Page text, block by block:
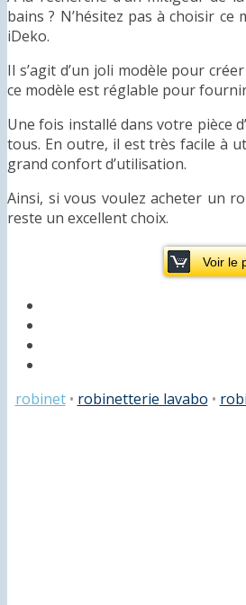
bains ? N’hésitez pas à choisir
iDeko.
Il s’agit d’un joli modèle pour
ce modèle est réglable pour
Une fois installé dans votre pièce
tous. En outre, il est très facile à
grand confort d’utilisation.
Ainsi, si vous voulez acheter un
reste un excellent choix.
Voir le
robinet • robinetterie lavabo •